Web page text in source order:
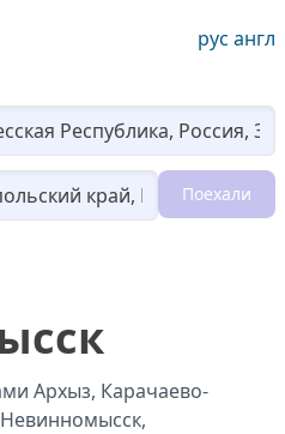
рус англ
Loading...
Поехали
Архыз, Карачаево-